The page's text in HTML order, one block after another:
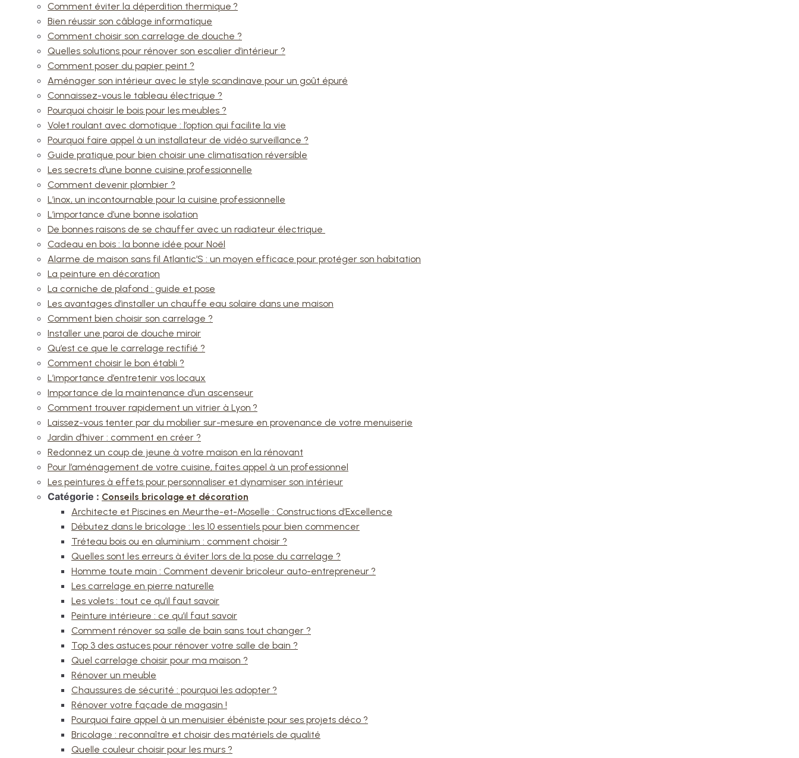
Comment éviter la déperdition thermique ?
Bien réussir son câblage informatique
Comment choisir son carrelage de douche ?
Quelles solutions pour rénover son escalier d’intérieur ?
Comment poser du papier peint ?
Aménager son intérieur avec le style scandinave pour un goût épuré
Connaissez-vous le tableau électrique ?
Pourquoi choisir le bois pour les meubles ?
Volet roulant avec domotique : l’option qui facilite la vie
Pourquoi faire appel à un installateur de vidéo surveillance ?
Guide pratique pour bien choisir une climatisation réversible
Les secrets d’une bonne cuisine professionnelle
Comment devenir plombier ?
L’inox, un incontournable pour la cuisine professionnelle
L’importance d’une bonne isolation
De bonnes raisons de se chauffer avec un radiateur électrique
Cadeau en bois : la bonne idée pour Noël
Alarme de maison sans fil Atlantic’S : un moyen efficace pour protéger son habitation
La peinture en décoration
La corniche de plafond : guide et pose
Les avantages d’installer un chauffe eau solaire dans une maison
Comment bien choisir son carrelage ?
Installer une paroi de douche miroir
Qu’est ce que le carrelage rectifié ?
Comment choisir le bon établi ?
L’importance d’entretenir vos locaux
Importance de la maintenance d’un ascenseur
Comment trouver rapidement un vitrier à Lyon ?
Laissez-vous tenter par du mobilier sur-mesure en provenance de votre menuiserie
Jardin d’hiver : comment en créer ?
Redonnez un coup de jeune à votre maison en la rénovant
Pour l’aménagement de votre cuisine, faites appel à un professionnel
Les peintures à effets pour personnaliser et dynamiser son intérieur
Catégorie : Conseils bricolage et décoration
Architecte et Piscines en Meurthe-et-Moselle : Constructions d’Excellence
Débutez dans le bricolage : les 10 essentiels pour bien commencer
Tréteau bois ou en aluminium : comment choisir ?
Quelles sont les erreurs à éviter lors de la pose du carrelage ?
Homme toute main : Comment devenir bricoleur auto-entrepreneur ?
Les carrelage en pierre naturelle
Les volets : tout ce qu’il faut savoir
Peinture intérieure : ce qu’il faut savoir
Comment rénover sa salle de bain sans tout changer ?
Top 3 des astuces pour rénover votre salle de bain ?
Quel carrelage choisir pour ma maison ?
Rénover un meuble
Chaussures de sécurité : pourquoi les adopter ?
Rénover votre façade de magasin !
Pourquoi faire appel à un menuisier ébéniste pour ses projets déco ?
Bricolage : reconnaître et choisir des matériels de qualité
Quelle couleur choisir pour les murs ?